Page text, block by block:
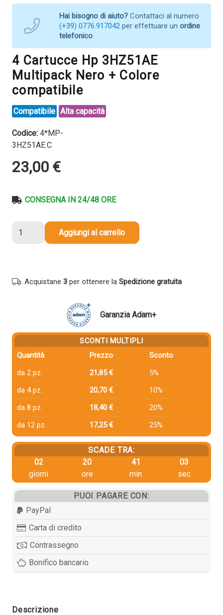
Hai bisogno di aiuto? Contattaci al numero
(+39) 0776.917042 per effettuare un ordine
telefonico
4 Cartucce Hp 3HZ51AE
Multipack Nero + Colore
compatibile
Compatibile Alta capacità
Codice: 4*MP-
3HZ51AE.C
23,00 €
CONSEGNA IN 24/48 ORE
Nero
quantità
Aggiungi al carrello
Acquistane 3 per ottenere la Spedizione gratuita
Garanzia Adam+
SCONTI MULTIPLI
Quantità
Prezzo
Sconto
da 2 pz.
21,85 €
5%
da 4 pz.
20,70 €
10%
da 8 pz.
18,40 €
20%
da 12 pz.
17,25 € 25%
SCADE TRA:
02
giorni
20
ore
41
min
03
sec
PUOI PAGARE CON:
PayPal
Carta di credito
Contrassegno
Bonifico bancario
Descrizione